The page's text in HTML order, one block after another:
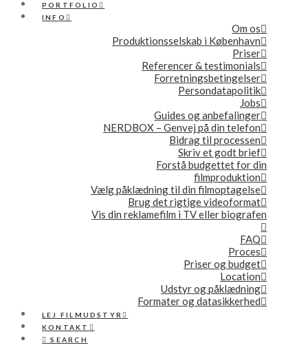
PORTFOLIO
INFO
Om os
Produktionsselskab i København
Priser
Referencer & testimonials
Forretningsbetingelser
Persondatapolitik
Jobs
Guides og anbefalinger
NERDBOX – Genvej på din telefon
Bidrag til processen
Skriv et godt brief
Forstå budgettet for din
filmproduktion
Vælg påklædning til din filmoptagelse
Brug det rigtige videoformat
Vis din reklamefilm i TV eller biografen
FAQ
Proces
Priser og budget
Location
Udstyr og påklædning
Formater og datasikkerhed
LEJ FILMUDSTYR
KONTAKT
SEARCH